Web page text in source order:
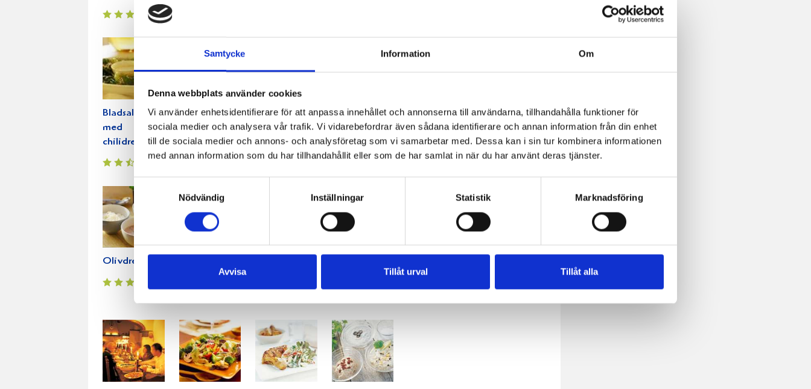
Samtycke Information Om
Denna webbplats använder cookies
Vi använder enhetsidentifierare för att anpassa innehållet och annonserna till användarna, tillhandahålla funktioner för
sociala medier och analysera vår trafik. Vi vidarebefordrar även sådana identifierare och annan information från din enhet
till de sociala medier och annons- och analysföretag som vi samarbetar med. Dessa kan i sin tur kombinera informationen
med annan information som du har tillhandahållit eller som de har samlat in när du har använt deras tjänster.
Nödvändig
Inställningar Statistik Marknadsföring
Avvisa Tillåt urval Tillåt alla
Bladsallad
med
chilidressing
Örtdressing Saffransdressing
Snäckmakaroner
i pastasås
Snickerspaj Kycklingsallad
Olivdressing
med kyckling
former